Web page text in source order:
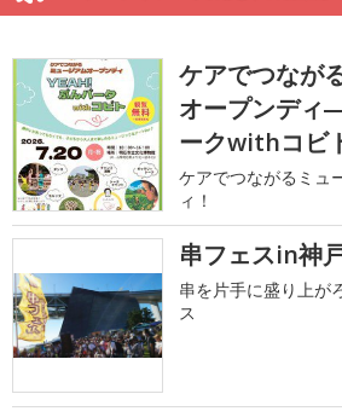
ケアでつなが
オープンディ
ークwithコビ
ケアでつながるミュ
ィ！
串フェスin神
串を片手に盛り上が
ス